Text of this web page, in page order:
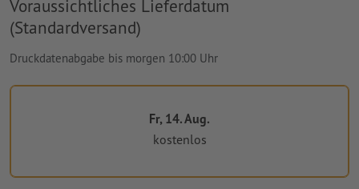
Voraussichtliches Lieferdatum
(Standardversand)
Druckdatenabgabe bis morgen 10:00 Uhr
Fr, 14. Aug.
kostenlos